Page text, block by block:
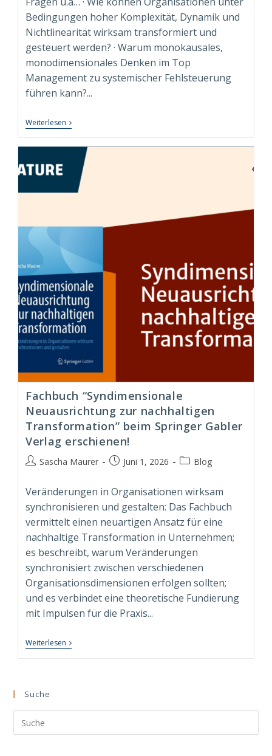
Bedingungen hoher Komplexität, Dynamik und
Nichtlinearität wirksam transformiert und
gesteuert werden? · Warum monokausales,
monodimensionales Denken im Top
Management zu systemischer Fehlsteuerung
führen kann?...
Weiterlesen “Syndimensionale
Neuausrichtung
Nachhaltigen
Transformation”
Beim
Springer
Gabler
Fachbuch “Syndimensionale
Neuausrichtung zur nachhaltigen
Transformation” beim Springer Gabler
Verlag erschienen!
Beitrags-
Sascha Maurer
BeitragJuni 1, 2026
Beitrags-
Blog
Veränderungen in Organisationen wirksam
synchronisieren und gestalten: Das Fachbuch
vermittelt einen neuartigen Ansatz für eine
nachhaltige Transformation in Unternehmen;
es beschreibt, warum Veränderungen
synchronisiert zwischen verschiedenen
Organisationsdimensionen erfolgen sollten;
und es verbindet eine theoretische Fundierung
mit Impulsen für die Praxis...
Weiterlesen Fachbuch
“Syndimensionale
Springer
Suche
Search
this